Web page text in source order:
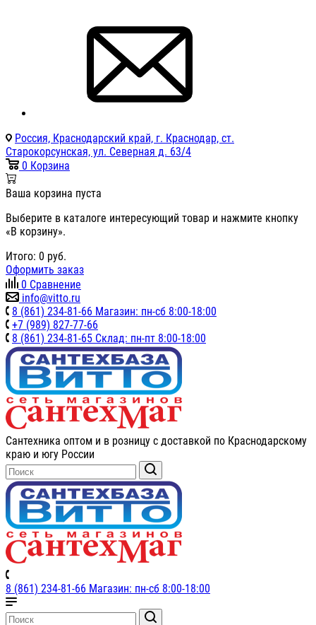
Россия, Краснодарский край, г. Краснодар, ст.
Старокорсунская, ул. Северная д. 63/4
0 Корзина
Ваша корзина пуста
Выберите в каталоге интересующий товар и нажмите кнопку
«В корзину».
Итого: 0 руб.
Оформить заказ
0 Сравнение
info@vitto.ru
8 (861) 234-81-66 Магазин: пн-сб 8:00-18:00
+7 (989) 827-77-66
8 (861) 234-81-65 Склад: пн-пт 8:00-18:00
Сантехника оптом и в розницу с доставкой по Краснодарскому
краю и югу России
8 (861) 234-81-66 Магазин: пн-сб 8:00-18:00